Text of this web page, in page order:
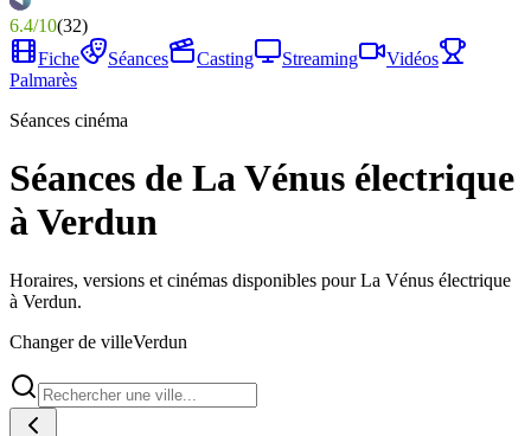
6.4/10(32)
Fiche
Séances Casting Streaming
Vidéos
Palmarès
Séances cinéma
Séances de La Vénus électrique
à Verdun
Horaires, versions et cinémas disponibles pour La Vénus électrique
à Verdun.
Changer de villeVerdun